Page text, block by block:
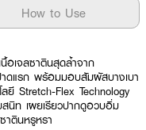
How to Use
อเจลซาตินสุดล้ำจาก
ดแรก พร้อมมอบสัมผัสบางเบา
ยี Stretch-Flex Technology
นิท เผยเรียวปากดูอวบอิ่ม
าตินหรูหรา